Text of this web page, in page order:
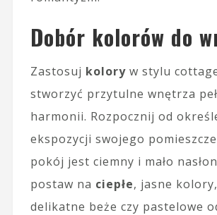
Dobór kolorów do
Zastosuj koloryw stylu
stworzyć przytulne wnętrza
harmonii. Rozpocznij od
ekspozycji swojego
pokój jest ciemny i mało
postaw na ciepłe, jasne
delikatne beże czy pastelowe